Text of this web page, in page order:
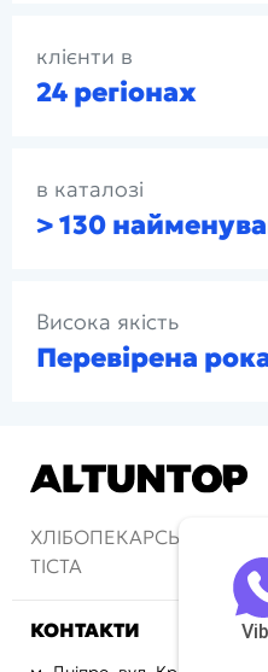
клієнти в
24 регіонах
в каталозі
> 130
Висока якість
Перевірена
ХЛІБОПЕКАРСЬКІ ПЕЧІ
ТІСТА
КОНТАКТИ